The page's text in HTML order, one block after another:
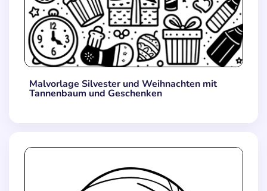
Malvorlage Silvester und Weihnachten mit
Tannenbaum und Geschenken